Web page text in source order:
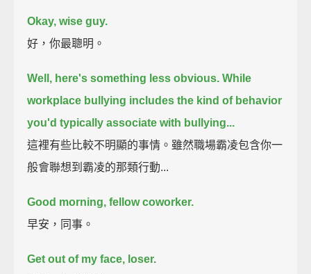
Okay, wise guy.
好，你最聰明。
Well, here's something less obvious. While
workplace bullying includes the kind of behavior
you'd typically associate with bullying...
這裡有些比較不明顯的事情。雖然職場霸凌包含你一
般會聯想到霸凌的那類行動...
Good morning, fellow coworker.
早安，同事。
Get out of my face, loser.